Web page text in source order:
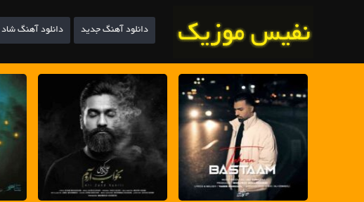
دانلود آهنگ جدید دانلود آهنگ شاد